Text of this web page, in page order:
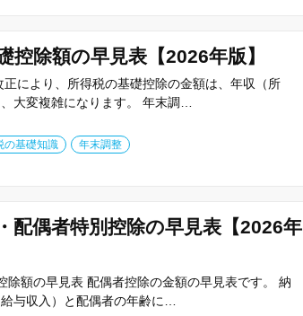
控除額の早見表【2026年版】
正により、所得税の基礎控除の金額は、年収（所
大変複雑になります。 年末調…
の基礎知識 年末調整
配偶者特別控除の早見表【2026年
除額の早見表 配偶者控除の金額の早見表です。 納
与収入）と配偶者の年齢に…